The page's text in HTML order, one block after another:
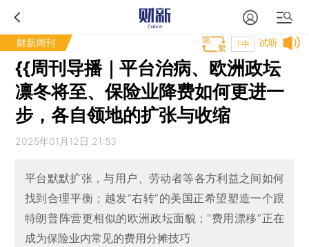
财新周刊 试听
T中
{{周刊导播｜平台治病、欧洲政坛
凛冬将至、保险业降费如何更进一
步，各自领地的扩张与收缩
2025年01月12日 21:53
平台默默扩张，与用户、劳动者等各方利益之间如何
找到合理平衡；越发“右转”的美国正希望塑造一个跟
特朗普阵营更相似的欧洲政坛面貌；“费用漂移”正在
成为保险业内常见的费用分摊技巧